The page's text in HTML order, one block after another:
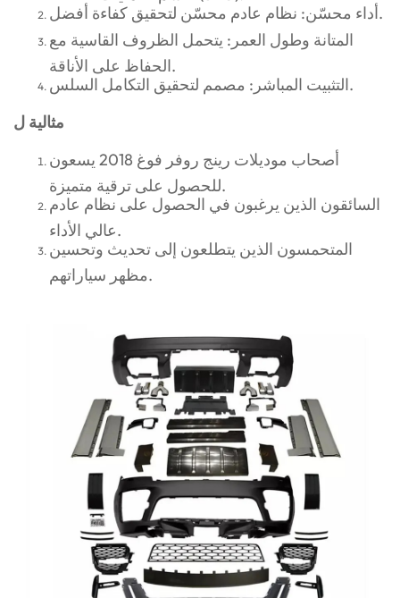
أداء محسّن: نظام عادم محسّن لتحقيق كفاءة أفضل.
المتانة وطول العمر: يتحمل الظروف القاسية مع
التثبيت المباشر: مصمم لتحقيق التكامل السلس.
مثالية ل
أصحاب موديلات رينج روفر فوغ 2018 يسعون
السائقون الذين يرغبون في الحصول على نظام عادم
المتحمسون الذين يتطلعون إلى تحديث وتحسين